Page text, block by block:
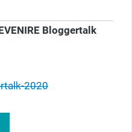
Bloggertalk
2020